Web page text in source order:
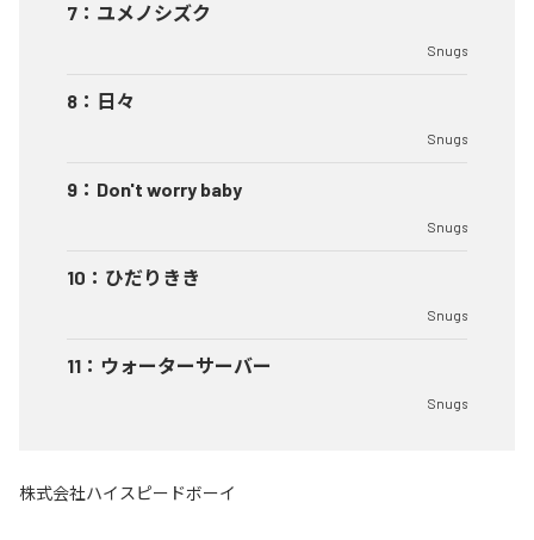
7 ： ユメノシズク
Snugs
8 ： 日々
Snugs
9 ： Don't worry baby
Snugs
10 ： ひだりきき
Snugs
11 ： ウォーターサーバー
Snugs
株式会社ハイスピードボーイ